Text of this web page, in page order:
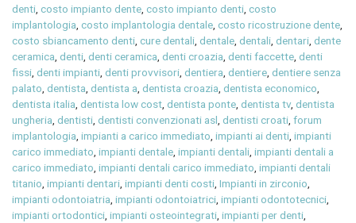
denti ,costo impianto dente ,costo impianto denti ,costo
implantologia ,costo implantologia dentale ,costo ricostruzione dente
costo sbiancamento denti ,cure dentali ,dentale ,dentali ,dentari ,dente
ceramica ,denti ,denti ceramica ,denti croazia ,denti faccette ,denti
fissi ,denti impianti ,denti provvisori ,dentiera ,dentiere ,dentiere senza
palato ,dentista ,dentista a ,dentista croazia ,dentista economico
dentista italia ,dentista low cost ,dentista ponte ,dentista tv,dentista
ungheria ,dentisti ,dentisti convenzionati asl ,dentisti croati ,forum
implantologia ,impianti a carico immediato ,impianti ai denti ,impianti
carico immediato ,impianti dentale ,impianti dentali ,impianti dentali a
carico immediato ,impianti dentali carico immediato ,impianti dentali
titanio ,impianti dentari ,impianti denti costi ,Impianti in zirconio
impianti odontoiatria ,impianti odontoiatrici ,impianti odontotecnici
impianti ortodontici ,impianti osteointegrati ,impianti per denti